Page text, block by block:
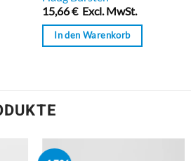
mit
0
von
15,66€ Excl. MwSt.
In den Warenkorb